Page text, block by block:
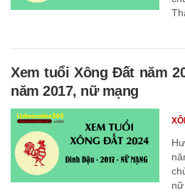
Xem tuổi Xông Đất năm
năm 2017, nữ mạng
nữ